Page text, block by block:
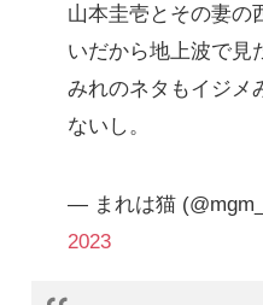
山本圭壱とその妻の
いだから地上波で見
みれのネタもイジメ
ないし。
— まれは猫
2023